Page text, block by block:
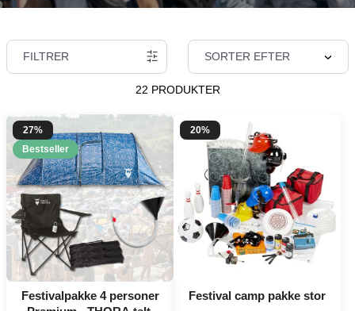
FILTRER SORTER EFTER
22 PRODUKTER
27%
Bestseller
Festivalpakke 4 personer
20%
Festival camp pakke stor